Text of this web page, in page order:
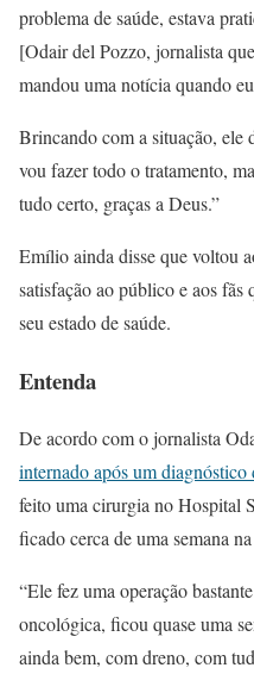
problema de saúde, estava
[Odair del Pozzo, jornalista
mandou uma notícia quando
Brincando com a situação, ele
vou fazer todo o tratamento,
tudo certo, graças a Deus.”
Emílio ainda disse que voltou
satisfação ao público e aos
seu estado de saúde.
Entenda
De acordo com o jornalista
internado após um
feito uma cirurgia no Hospital
ficado cerca de uma semana
“Ele fez uma operação
oncológica, ficou quase uma
ainda bem, com dreno, com